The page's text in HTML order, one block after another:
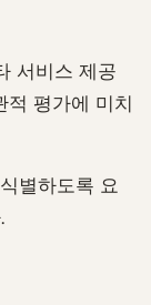
서비스 제공
적 평가에 미치
별하도록 요